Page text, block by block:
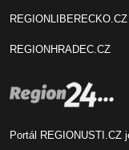
REGIONLIBERECKO.CZ
REGIONHRADEC.CZ
Portál REGIONUSTI.CZ